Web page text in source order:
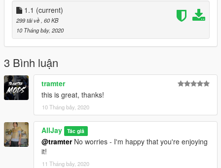
1.1 (current)
299 tải về, 60 KB
10 Tháng bảy, 2020
3 Bình luận
tramter
this is great, thanks!
10 Tháng bảy, 2020
AllJay Tác giả
@tramterNo worries - I'm happy that you're enjoying
it!
11 Tháng bảy, 2020